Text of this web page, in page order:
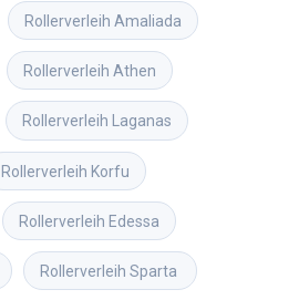
Rollerverleih Amaliada
Rollerverleih Athen
Rollerverleih Laganas
Rollerverleih Korfu
Rollerverleih Edessa
Rollerverleih Sparta